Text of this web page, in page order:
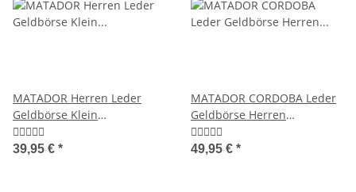
MATADOR Herren Leder
Geldbörse Klein
Ledergeldbörse Brieftasche
RFID
39,95 € *
MATADOR CORDOBA Leder
Geldbörse Herren
Herrenbörse RFID TüV
49,95 € *